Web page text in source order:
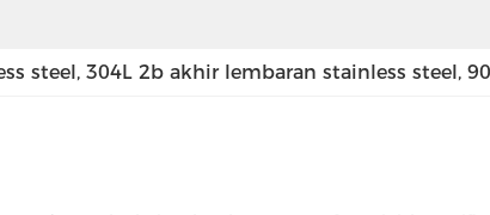
steel, 304L 2b akhir lembaran stainless steel,